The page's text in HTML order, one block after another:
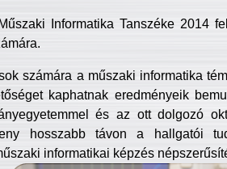
Informatika Tanszéke 2014
számára a műszaki informatika
kaphatnak eredményeik
és az ott dolgozó
hosszabb távon a hallgatói
informatikai képzés